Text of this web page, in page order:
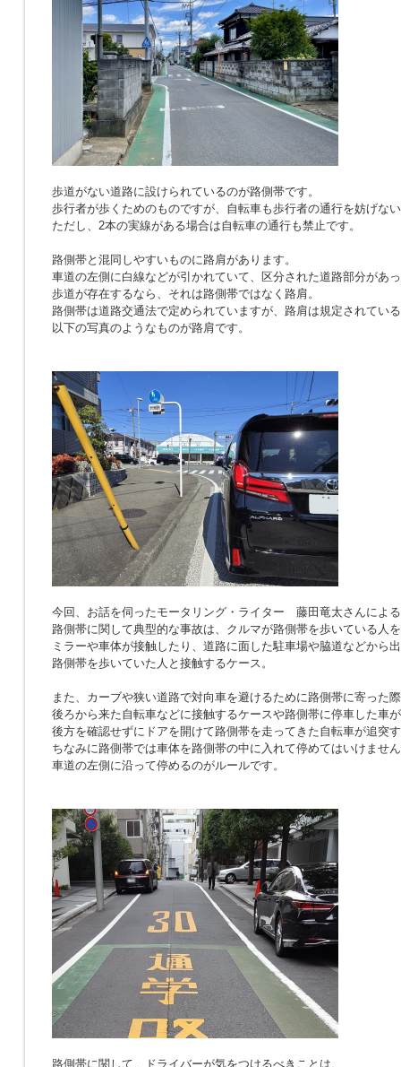
歩道がない道路に設けられているのが路側帯です。
歩行者が歩くためのものですが、自転車も歩行者の通行を妨げな
ただし、2本の実線がある場合は自転車の通行も禁止です。
路側帯と混同しやすいものに路肩があります。
車道の左側に白線などが引かれていて、区分された道路部分があ
歩道が存在するなら、それは路側帯ではなく路肩。
路側帯は道路交通法で定められていますが、路肩は規定されてい
以下の写真のようなものが路肩です。
今回、お話を伺ったモータリング・ライター 藤田竜太さんによ
路側帯に関して典型的な事故は、クルマが路側帯を歩いている人
ミラーや車体が接触したり、道路に面した駐車場や脇道などから
路側帯を歩いていた人と接触するケース。
また、カーブや狭い道路で対向車を避けるために路側帯に寄った
後ろから来た自転車などに接触するケースや路側帯に停車した車
後方を確認せずにドアを開けて路側帯を走ってきた自転車が追突
ちなみに路側帯では車体を路側帯の中に入れて停めてはいけませ
車道の左側に沿って停めるのがルールです。
路側帯に関して、ドライバーが気をつけるべきことは、